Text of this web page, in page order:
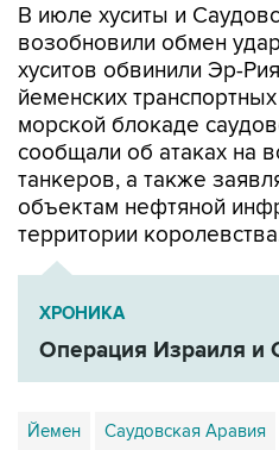
В июле хуситы и
возобновили обмен
хуситов обвинили Эр-
йеменских
морской блокаде
сообщали об атаках на
танкеров, а также
объектам нефтяной
территории
ХРОНИКА
Операция Израиля и
Йемен Саудовская Аравия